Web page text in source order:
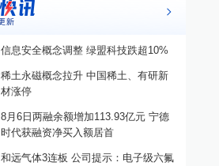
信息安全概念调整 绿盟科技跌超10%
稀土永磁概念拉升 中国稀土、有研新
材涨停
8月6日两融余额增加113.93亿元 宁德
时代获融资净买入额居首
和远气体3连板 公司提示：电子级六氟